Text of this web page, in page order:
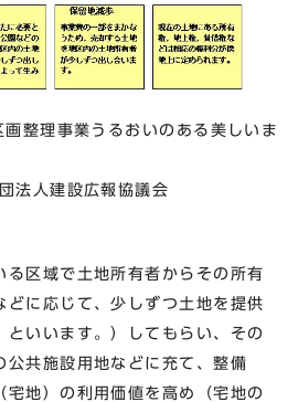
整理事業うるおいのある美しいま
建設広報協議会
区域で土地所有者からその所有
どに応じて、少しずつ土地を提供
といいます。）してもらい、その
公共施設用地などに充て、整備
宅地）の利用価値を高め（宅地の